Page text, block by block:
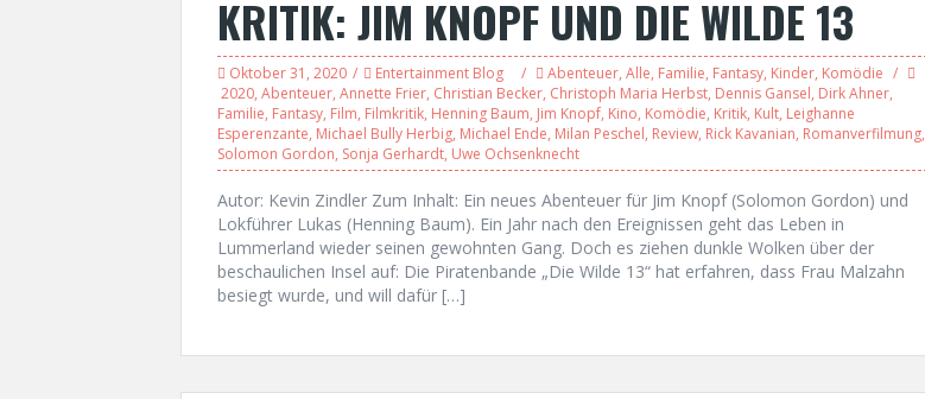
KRITIK: JIM KNOPF UND DIE WILDE 13
Oktober 31, 2020 Entertainment Blog Abenteuer, Alle, Familie, Fantasy, Kinder, Komödie
2020, Abenteuer, Annette Frier, Christian Becker, Christoph Maria Herbst, Dennis Gansel, Dirk Ahner,
Familie, Fantasy, Film, Filmkritik, Henning Baum, Jim Knopf, Kino, Komödie, Kritik, Kult, Leighanne
Esperenzante, Michael Bully Herbig, Michael Ende, Milan Peschel, Review, Rick Kavanian, Romanverfilmung,
Solomon Gordon, Sonja Gerhardt, Uwe Ochsenknecht
Autor: Kevin Zindler Zum Inhalt: Ein neues Abenteuer für Jim Knopf (Solomon Gordon) und
Lokführer Lukas (Henning Baum). Ein Jahr nach den Ereignissen geht das Leben in
Lummerland wieder seinen gewohnten Gang. Doch es ziehen dunkle Wolken über der
beschaulichen Insel auf: Die Piratenbande „Die Wilde 13“ hat erfahren, dass Frau Malzahn
besiegt wurde, und will dafür […]